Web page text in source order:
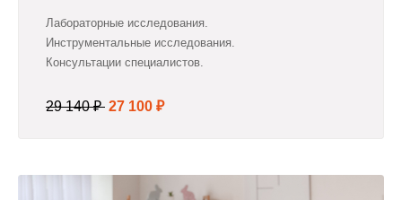
Лабораторные исследования.
Инструментальные исследования.
Консультации специалистов.
29 140 ₽ 27 100 ₽